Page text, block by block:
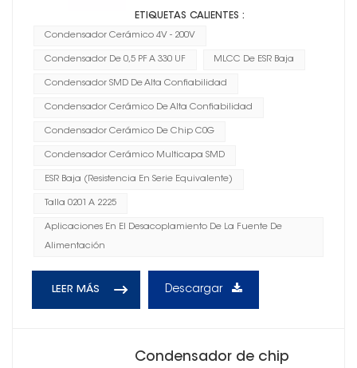
ETIQUETAS CALIENTES :
Condensador Cerámico 4V - 200V
Condensador De 0,5 PF A 330 UF MLCC De ESR Baja
Condensador SMD De Alta Confiabilidad
Condensador Cerámico De Alta Confiabilidad
Condensador Cerámico De Chip C0G
Condensador Cerámico Multicapa SMD
ESR Baja (resistencia En Serie Equivalente)
Talla 0201 A 2225
Aplicaciones En El Desacoplamiento De La Fuente De
Alimentación
LEER MÁS Descargar
Condensador de chip